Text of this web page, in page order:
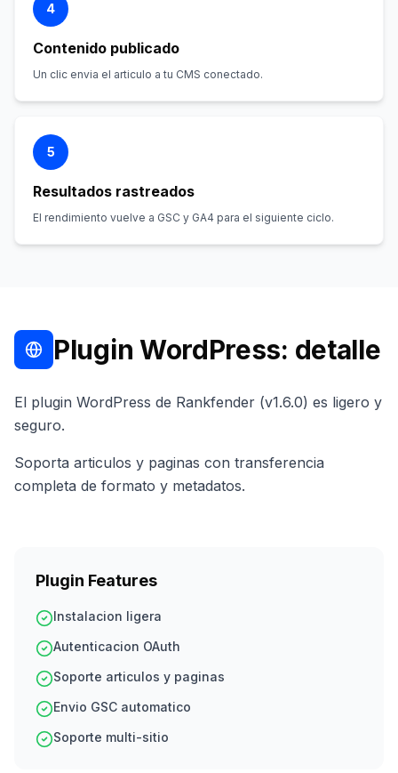
4
Contenido publicado
Un clic envia el articulo a tu CMS conectado.
5
Resultados rastreados
El rendimiento vuelve a GSC y GA4 para el siguiente ciclo.
Plugin WordPress: detalle
El plugin WordPress de Rankfender (v1.6.0) es ligero y
seguro.
Soporta articulos y paginas con transferencia
completa de formato y metadatos.
Plugin Features
Instalacion ligera
Autenticacion OAuth
Soporte articulos y paginas
Envio GSC automatico
Soporte multi-sitio